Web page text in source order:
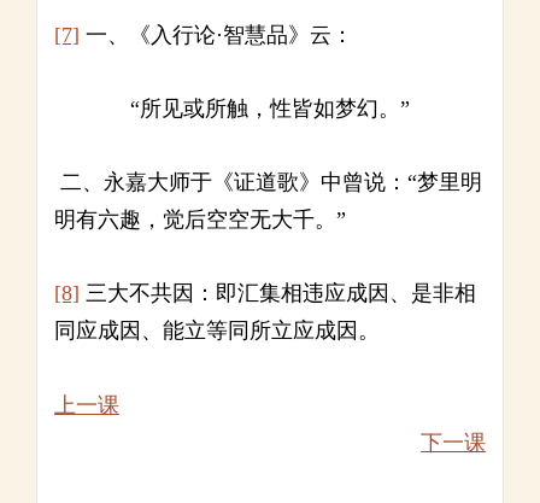
[7] 一、《入行论·智慧品》云：
“所见或所触，性皆如梦幻。”
二、永嘉大师于《证道歌》中曾说：“梦里明
明有六趣，觉后空空无大千。”
[8] 三大不共因：即汇集相违应成因、是非相
同应成因、能立等同所立应成因。
上一课
下一课